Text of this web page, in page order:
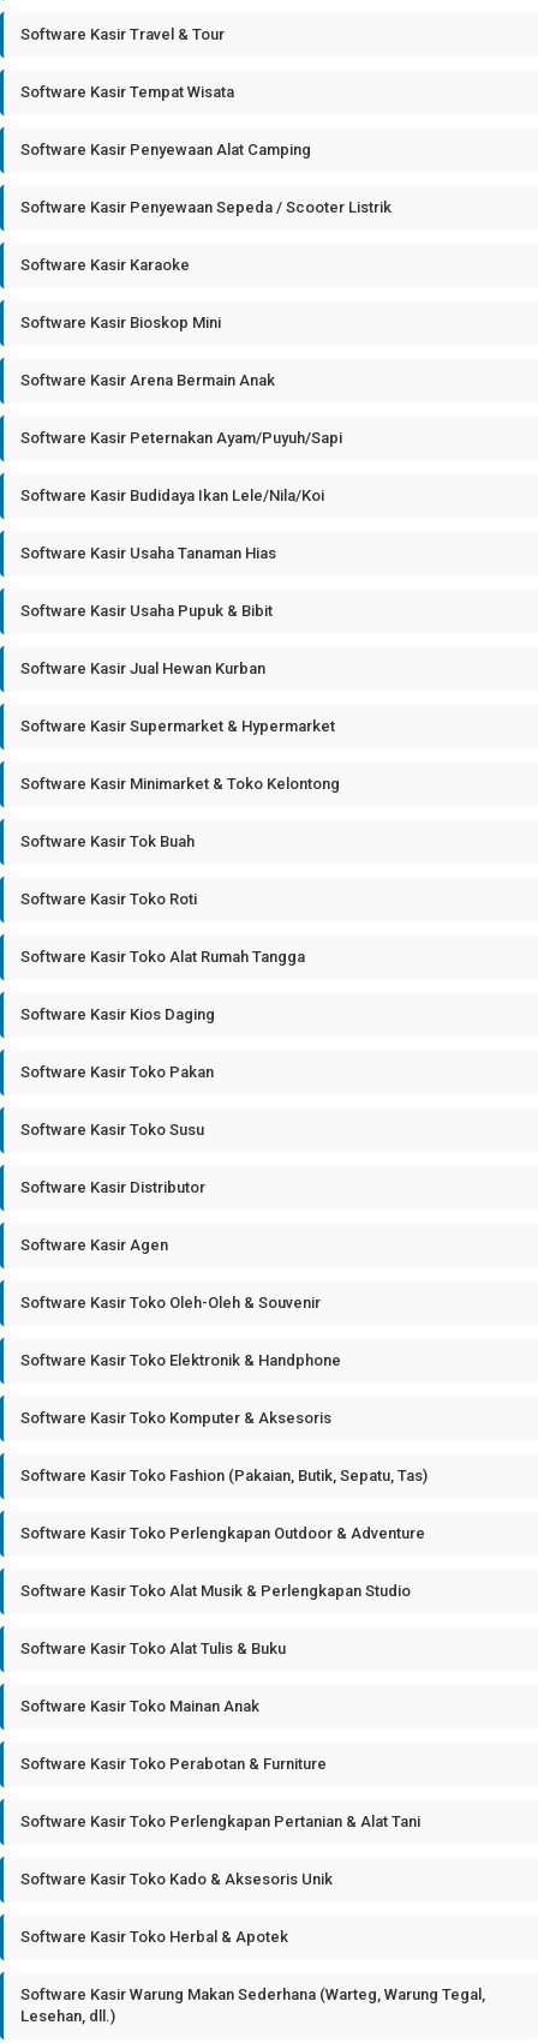
Software Kasir Travel & Tour
Software Kasir Tempat Wisata
Software Kasir Penyewaan Alat Camping
Software Kasir Penyewaan Sepeda / Scooter Listrik
Software Kasir Karaoke
Software Kasir Bioskop Mini
Software Kasir Arena Bermain Anak
Software Kasir Peternakan Ayam/Puyuh/Sapi
Software Kasir Budidaya Ikan Lele/Nila/Koi
Software Kasir Usaha Tanaman Hias
Software Kasir Usaha Pupuk & Bibit
Software Kasir Jual Hewan Kurban
Software Kasir Supermarket & Hypermarket
Software Kasir Minimarket & Toko Kelontong
Software Kasir Tok Buah
Software Kasir Toko Roti
Software Kasir Toko Alat Rumah Tangga
Software Kasir Kios Daging
Software Kasir Toko Pakan
Software Kasir Toko Susu
Software Kasir Distributor
Software Kasir Agen
Software Kasir Toko Oleh-Oleh & Souvenir
Software Kasir Toko Elektronik & Handphone
Software Kasir Toko Komputer & Aksesoris
Software Kasir Toko Fashion (Pakaian, Butik, Sepatu, Tas)
Software Kasir Toko Perlengkapan Outdoor & Adventure
Software Kasir Toko Alat Musik & Perlengkapan Studio
Software Kasir Toko Alat Tulis & Buku
Software Kasir Toko Mainan Anak
Software Kasir Toko Perabotan & Furniture
Software Kasir Toko Perlengkapan Pertanian & Alat Tani
Software Kasir Toko Kado & Aksesoris Unik
Software Kasir Toko Herbal & Apotek
Software Kasir Warung Makan Sederhana (Warteg, Warung Tegal,
Lesehan, dll.)